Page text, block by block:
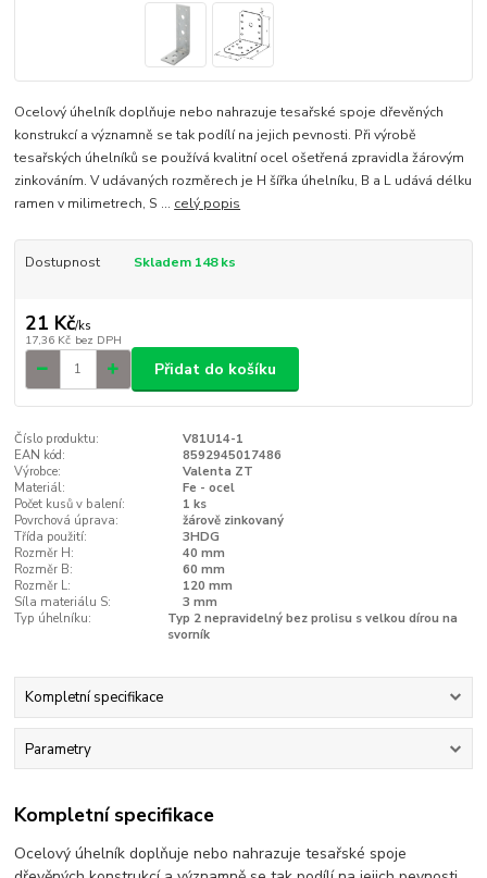
Ocelový úhelník doplňuje nebo nahrazuje tesařské spoje dřevěných
konstrukcí a významně se tak podílí na jejich pevnosti. Při výrobě
tesařských úhelníků se používá kvalitní ocel ošetřená zpravidla žárovým
zinkováním. V udávaných rozměrech je H šířka úhelníku, B a L udává délku
ramen v milimetrech, S ... celý popis
Dostupnost Skladem 148 ks
21 Kč/ks
17,36 Kč bez DPH
Přidat do košíku
Číslo produktu:
V81U14-1
EAN kód:
8592945017486
Výrobce:
Valenta ZT
Materiál:
Fe - ocel
Počet kusů v balení:
1 ks
Povrchová úprava:
žárově zinkovaný
Třída použití:
3HDG
Rozměr H:
40 mm
Rozměr B:
60 mm
Rozměr L:
120 mm
Síla materiálu S:
3 mm
Typ úhelníku:
Typ 2 nepravidelný bez prolisu s velkou dírou na
svorník
Kompletní specifikace
Parametry
Kompletní specifikace
Ocelový úhelník doplňuje nebo nahrazuje tesařské spoje